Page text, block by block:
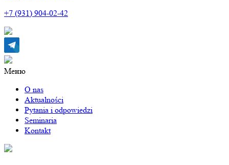
+7 (931) 904-02-42
Меню
O nas
Aktualności
Pytania i odpowiedzi
Seminaria
Kontakt